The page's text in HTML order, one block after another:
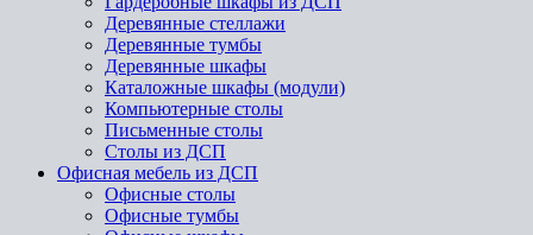
Деревянные стеллажи
Деревянные тумбы
Деревянные шкафы
Каталожные шкафы (модули)
Компьютерные столы
Письменные столы
Столы из ДСП
Офисная мебель из ДСП
Офисные столы
Офисные тумбы